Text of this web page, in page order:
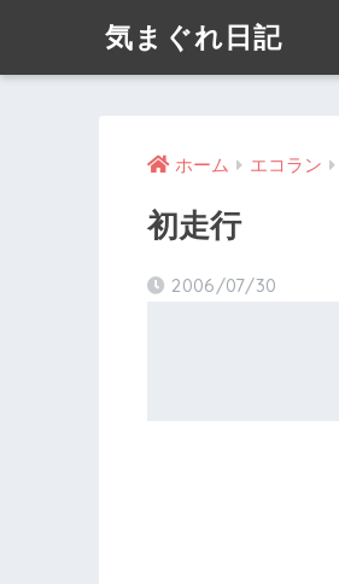
気まぐれ日記
ホーム エコラン
初走行
2006/07/30